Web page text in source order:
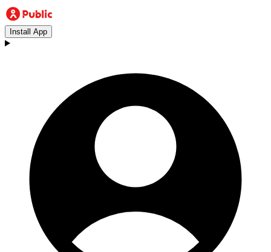
Install App